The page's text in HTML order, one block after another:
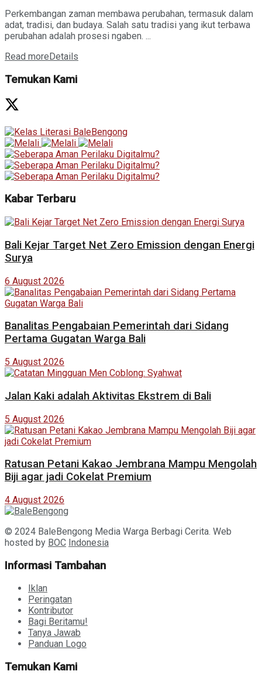
Perkembangan zaman membawa perubahan, termasuk dalam
adat, tradisi, dan budaya. Salah satu tradisi yang ikut terbawa
perubahan adalah prosesi ngaben. ...
Read more Details
Temukan Kami
Kabar Terbaru
Bali Kejar Target Net Zero Emission dengan Energi
Surya
6 August 2026
Banalitas Pengabaian Pemerintah dari Sidang
Pertama Gugatan Warga Bali
5 August 2026
Jalan Kaki adalah Aktivitas Ekstrem di Bali
5 August 2026
Ratusan Petani Kakao Jembrana Mampu Mengolah
Biji agar jadi Cokelat Premium
4 August 2026
© 2024 BaleBengong Media Warga Berbagi Cerita. Web
hosted by BOC Indonesia
Informasi Tambahan
Iklan
Peringatan
Kontributor
Bagi Beritamu!
Tanya Jawab
Panduan Logo
Temukan Kami